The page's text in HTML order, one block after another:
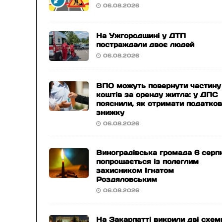
06.08.2026
На Ужгородщині у ДТП
постраждали двоє людей
06.08.2026
ВПО можуть повернути частину
коштів за оренду житла: у ДПС
пояснили, як отримати
знижку
06.08.2026
Виноградівська громада 6
попрощається із полеглим
захисником Ігнатом
Роздяловським
06.08.2026
На Закарпатті викрили дві